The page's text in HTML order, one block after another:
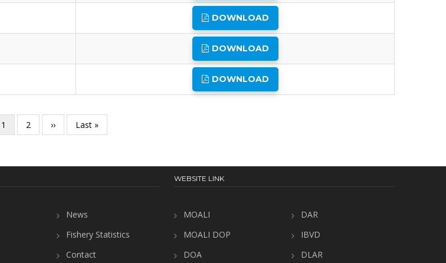
DOWNLOAD
DOWNLOAD
DOWNLOAD
လက်ရှိ
စာမျက်နှာ
1 စာမျက်နှာ
2
Next
page
››
Last
page
Last »
News
Fishery Statistics
Contact
WEBSITE LINK
MOALI
MOALI DOP
DOA
DAR
IBVD
DLAR